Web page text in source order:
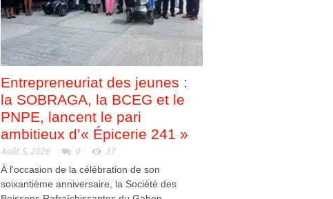
Entrepreneuriat des jeunes :
la SOBRAGA, la BCEG et le
PNPE, lancent le pari
ambitieux d’« Épicerie 241 »
Août 5, 2026 0 37
À l'occasion de la célébration de son
soixantième anniversaire, la Société des